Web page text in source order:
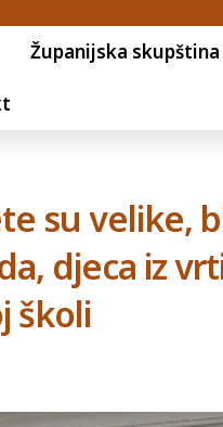
Županijska skupština
su velike,
djeca iz
školi